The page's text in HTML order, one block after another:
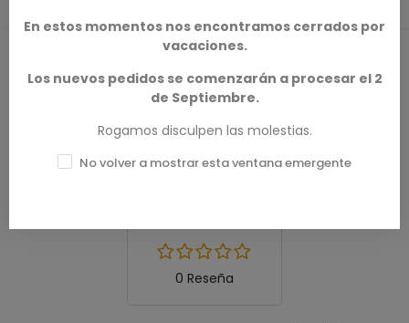
0.0
0 Reseña
En estos momentos nos encontramos cerrados por
vacaciones.
Los nuevos pedidos se comenzarán a procesar el 2
de Septiembre.
Rogamos disculpen las molestias.
No volver a mostrar esta ventana emergente